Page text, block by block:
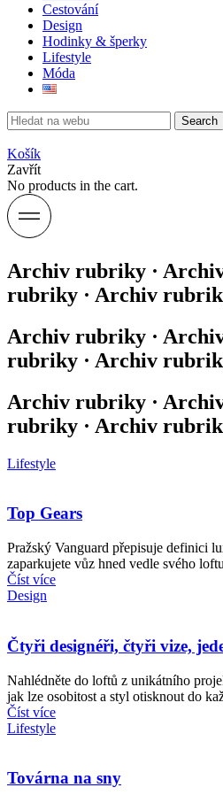
Cestování
Design
Hodinky & šperky
Lifestyle
Móda
Search
Košík
Zavřít
No products in the cart.
Archiv rubriky ·
rubriky · Archiv
Archiv rubriky ·
rubriky · Archiv
Archiv rubriky ·
rubriky · Archiv
Lifestyle
Top Gears
Pražský Vanguard přepisuje definici
zaparkujete vůz hned vedle svého
Číst více
Design
Čtyři designéři, čtyři vize,
Nahlédněte do loftů z unikátního
jak lze osobitost a styl otisknout do
Číst více
Lifestyle
Továrna na sny